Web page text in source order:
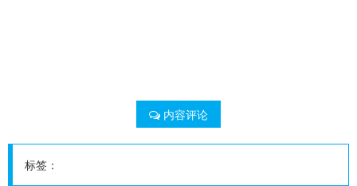
内容评论
标签：